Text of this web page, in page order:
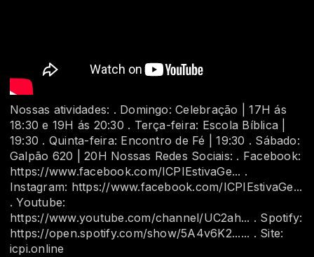
Nossas atividades: . Domingo: Celebração | 17H ás
18:30 e 19H ás 20:30 . Terça-feira: Escola Bíblica |
19:30 . Quinta-feira: Encontro de Fé | 19:30 . Sábado:
Galpão 620 | 20H Nossas Redes Sociais: . Facebook:
https://www.facebook.com/ICPIEstivaGe... .
Instagram: https://www.facebook.com/ICPIEstivaGe...
. Youtube:
https://www.youtube.com/channel/UC2ah... . Spotify:
https://open.spotify.com/show/5A4v6K2...... . Site:
icpi.online